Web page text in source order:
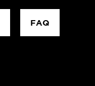
FAQ